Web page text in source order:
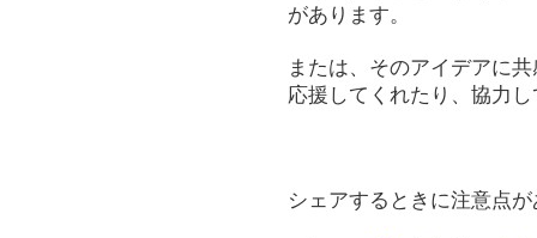
があります。
または、そのアイデアに
応援してくれたり、協力
シェアするときに注意点